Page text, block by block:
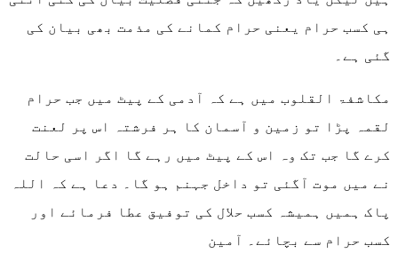
ہی کسب حرام یعنی حرام کمانے کی مذمت بھی بیان کی
گئی ہے۔
مکاشفۃ القلوب میں ہے کہ آدمی کے پیٹ میں جب حرام
لقمہ پڑا تو زمین و آسمان کا ہر فرشتہ اس پر لعنت
کرے گا جب تک وہ اس کے پیٹ میں رہے گا اگر اسی حالت
نے میں موت آگئی تو داخل جہنم ہو گا۔ دعا ہے کہ اللہ
پاک ہمیں ہمیشہ کسب حلال کی توفیق عطا فرمائے اور
کسب حرام سے بچائے۔ آمین